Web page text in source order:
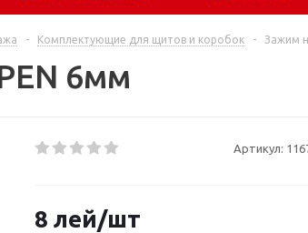
- Комплектующие для щитов и коробок - Зажим
6мм
Артикул:
8 лей/шт